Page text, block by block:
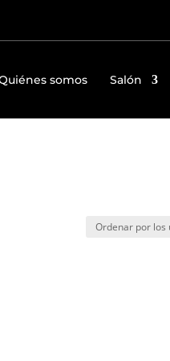
somos Salón